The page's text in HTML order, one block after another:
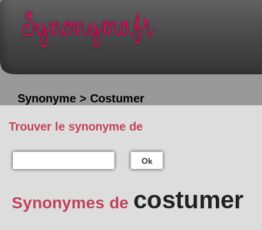
Synonyme > Costumer
Trouver le synonyme de
Ok
Synonymes de costumer